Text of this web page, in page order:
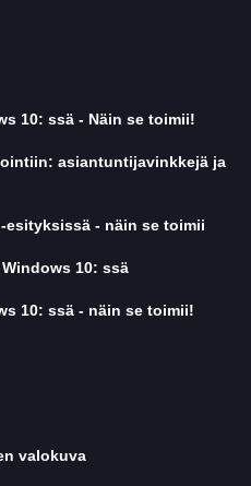
10: ssä - Näin se toimii!
asiantuntijavinkkejä ja
esityksissä - näin se toimii
10: ssä
10: ssä - näin se toimii!
valokuva